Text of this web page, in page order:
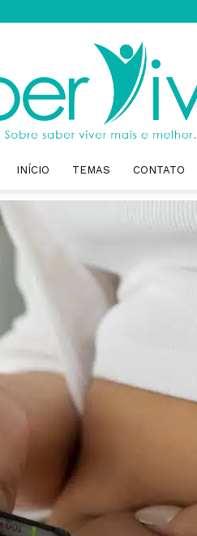
Saber
Viver
INÍCIO TEMAS CONTATO